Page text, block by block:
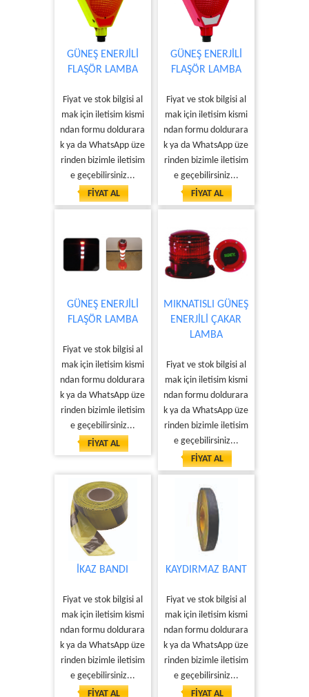
GÜNEŞ ENERJİLİ
FLAŞÖR LAMBA
Fiyat ve stok bilgisi al
mak için iletisim kismi
ndan formu doldurara
k ya da WhatsApp üze
rinden bizimle iletisim
e geçebilirsiniz...
FİYAT AL
GÜNEŞ ENERJİLİ
FLAŞÖR LAMBA
Fiyat ve stok bilgisi al
mak için iletisim kismi
ndan formu doldurara
k ya da WhatsApp üze
rinden bizimle iletisim
e geçebilirsiniz...
FİYAT AL
GÜNEŞ ENERJİLİ
FLAŞÖR LAMBA
Fiyat ve stok bilgisi al
mak için iletisim kismi
ndan formu doldurara
k ya da WhatsApp üze
rinden bizimle iletisim
e geçebilirsiniz...
FİYAT AL
MIKNATISLI GÜNEŞ
ENERJİLİ ÇAKAR
LAMBA
Fiyat ve stok bilgisi al
mak için iletisim kismi
ndan formu doldurara
k ya da WhatsApp üze
rinden bizimle iletisim
e geçebilirsiniz...
FİYAT AL
İKAZ BANDI
Fiyat ve stok bilgisi al
mak için iletisim kismi
ndan formu doldurara
k ya da WhatsApp üze
rinden bizimle iletisim
e geçebilirsiniz...
FİYAT AL
KAYDIRMAZ BANT
Fiyat ve stok bilgisi al
mak için iletisim kismi
ndan formu doldurara
k ya da WhatsApp üze
rinden bizimle iletisim
e geçebilirsiniz...
FİYAT AL